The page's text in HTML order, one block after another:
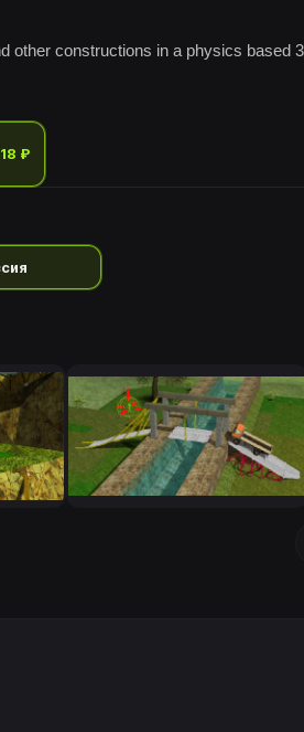
other constructions in a physics based
₽